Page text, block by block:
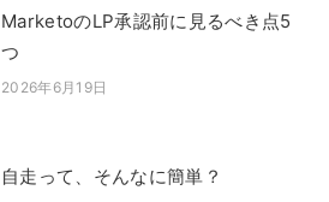
MarketoのLP承認前に見るべき点5
つ
投稿日
2026年6月19日
自走って、そんなに簡単？